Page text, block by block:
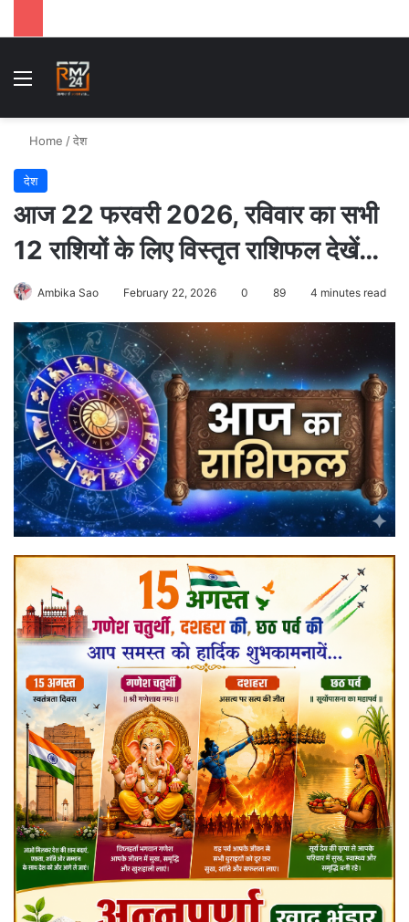
Menu
Home /देश
देश
आज 22 फरवरी 2026, रविवार का सभी
12 राशियों के लिए विस्तृत राशिफल देखें…
Ambika Sao February 22, 2026 0 89 4 minutes read